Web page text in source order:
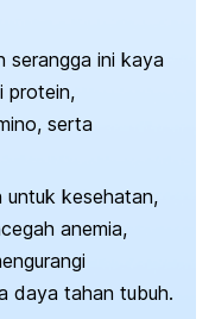
serangga ini kaya
protein,
serta
untuk kesehatan,
anemia,
daya tahan tubuh.